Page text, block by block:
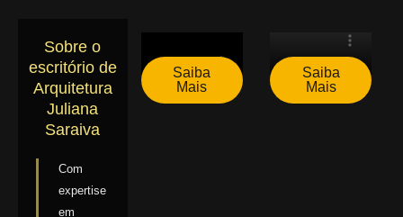
Sobre o
escritório de
Arquitetura
Juliana
Saraiva
Com
expertise
em
Saiba
Mais
Saiba
Mais